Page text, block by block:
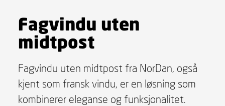
Fagvindu uten
midtpost
Fagvindu uten midtpost fra NorDan, også
kjent som fransk vindu, er en løsning som
kombinerer eleganse og funksjonalitet.